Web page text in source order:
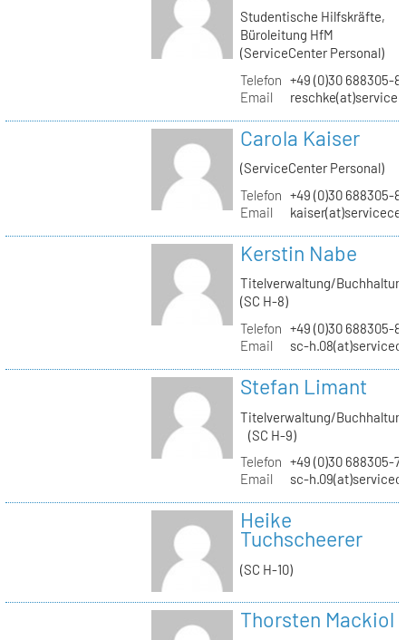
Studentische Hilfskräfte,
Büroleitung HfM
(ServiceCenter Personal)
Telefon +49 (0)30 688305-
Email
Carola Kaiser
(ServiceCenter Personal)
Telefon +49 (0)30 688305-
Email
Kerstin Nabe
Titelverwaltung/
(SC H-8)
Telefon +49 (0)30 688305-
Email
sc-
Stefan Limant
Titelverwaltung/
(SC H-9)
Telefon +49 (0)30 688305-
Email
sc-
Heike
Tuchscheerer
(SC H-10)
Thorsten Mackiol